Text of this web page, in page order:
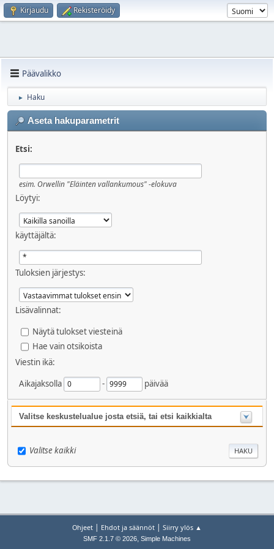
Kirjaudu Rekisteröidy
Päävalikko
► Haku
Aseta hakuparametrit
Etsi:
esim. Orwellin "Eläinten vallankumous" -elokuva
Löytyi:
käyttäjältä:
Tuloksien järjestys:
Lisävalinnat:
Näytä tulokset viesteinä
Hae vain otsikoista
Viestin ikä:
Aikajaksolla
- päivää
Valitse keskustelualue josta etsiä, tai etsi kaikkialta
Valitse kaikki
Ohjeet | Ehdot ja säännöt | Siirry ylös ▲
SMF 2.1.7 © 2026, Simple Machines